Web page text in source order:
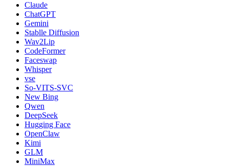
Claude
ChatGPT
Gemini
Stablle Diffusion
Wav2Lip
CodeFormer
Faceswap
Whisper
vse
So-VITS-SVC
New Bing
Qwen
DeepSeek
Hugging Face
OpenClaw
Kimi
GLM
MiniMax